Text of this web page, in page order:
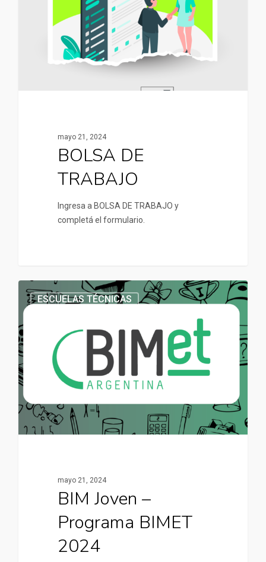
mayo 21, 2024
BOLSA DE
TRABAJO
Ingresa a BOLSA DE TRABAJO y
completá el formulario.
ESCUELAS TÉCNICAS
mayo 21, 2024
BIM Joven –
Programa BIMET
2024